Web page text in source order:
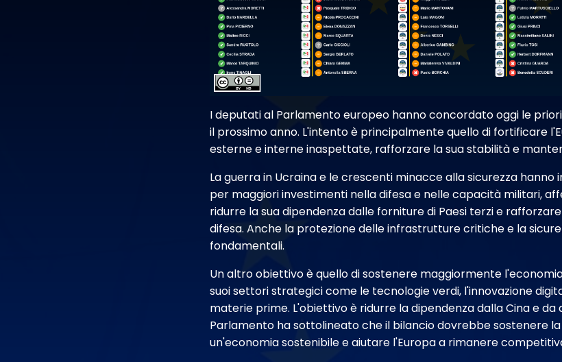
I deputati al Parlamento europeo hanno concordato oggi le
il prossimo anno. L'intento è principalmente quello di fortificare
esterne e interne inaspettate, rafforzare la sua stabilità e
La guerra in Ucraina e le crescenti minacce alla sicurezza
per maggiori investimenti nella difesa e nelle capacità militari,
ridurre la sua dipendenza dalle forniture di Paesi terzi e
difesa. Anche la protezione delle infrastrutture critiche e la
fondamentali.
Un altro obiettivo è quello di sostenere maggiormente
suoi settori strategici come le tecnologie verdi, l'innovazione
materie prime. L'obiettivo è ridurre la dipendenza dalla Cina e
Parlamento ha sottolineato che il bilancio dovrebbe sostenere
un'economia sostenibile e aiutare l'Europa a rimanere